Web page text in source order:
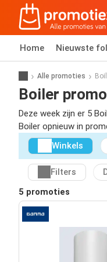
Home Nieuwste
Alle promoties
Boiler promo
Deze week zijn er 5
Boiler opnieuw in
Winkels
Filters
5 promoties